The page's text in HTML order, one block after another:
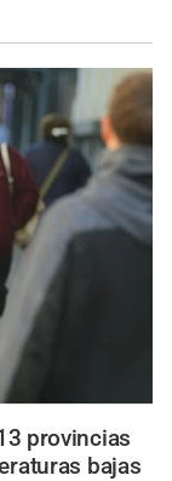
provincias
bajas